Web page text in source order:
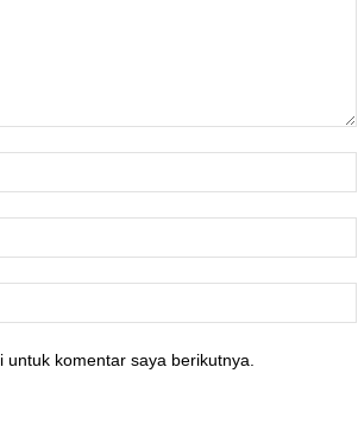
komentar saya berikutnya.